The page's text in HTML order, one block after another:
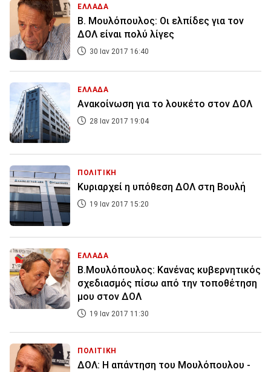
ΕΛΛΑΔΑ
Β. Μουλόπουλος: Οι ελπίδες για τον
ΔΟΛ είναι πολύ λίγες
30 Ιαν 2017 16:40
ΕΛΛΑΔΑ
Ανακοίνωση για το λουκέτο στον ΔΟΛ
28 Ιαν 2017 19:04
ΠΟΛΙΤΙΚΗ
Κυριαρχεί η υπόθεση ΔΟΛ στη Βουλή
19 Ιαν 2017 15:20
ΕΛΛΑΔΑ
Β.Μουλόπουλος: Κανένας κυβερνητικός
σχεδιασμός πίσω από την τοποθέτηση
μου στον ΔΟΛ
19 Ιαν 2017 11:30
ΠΟΛΙΤΙΚΗ
ΔΟΛ: Η απάντηση του Μουλόπουλου -